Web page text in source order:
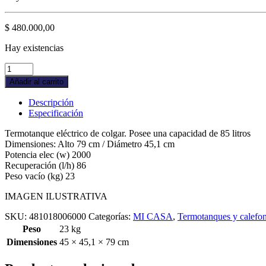
$ 480.000,00
Hay existencias
TERMOTANQUE
SAIAR
85L
ELECTRICO
TECC085ESAK2
COLGAR
quantity
Añadir al carrito
Descripción
Especificación
Termotanque eléctrico de colgar. Posee una capacidad de 85 litros
Dimensiones: Alto 79 cm / Diámetro 45,1 cm
Potencia elec (w) 2000
Recuperación (l/h) 86
Peso vacío (kg) 23
IMAGEN ILUSTRATIVA
SKU: 481018006000 Categorías: MI CASA, Termotanques y
Peso
23 kg
Dimensiones 45 × 45,1 × 79 cm